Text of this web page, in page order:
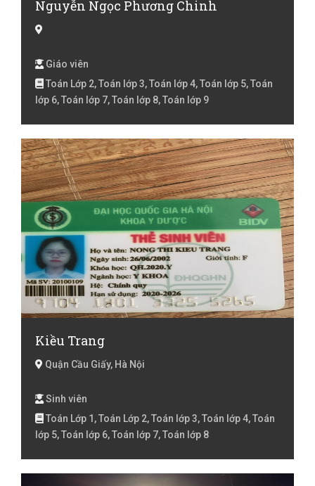
Nguyễn Ngọc Phương Chinh
Giáo viên
Toán Lớp 2, Toán lớp 3, Toán lớp 4, Toán lớp 5, Toán
lớp 6, Toán lớp 7, Toán lớp 8, Toán lớp 9
Kiều Trang
Quận Cầu Giấy, Hà Nội
Sinh viên
Toán Lớp 1, Toán Lớp 2, Toán lớp 3, Toán lớp 4, Toán
lớp 5, Toán lớp 6, Toán lớp 7, Toán lớp 8